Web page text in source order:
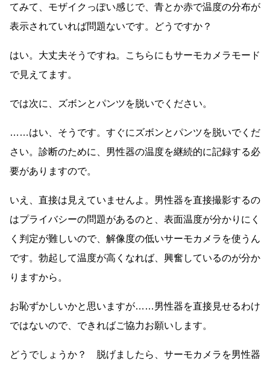
てみて、モザイクっぽい感じで、青とか赤で温度の分布が
表示されていれば問題ないです。どうですか？
はい。大丈夫そうですね。こちらにもサーモカメラモード
で見えてます。
では次に、ズボンとパンツを脱いでください。
……はい、そうです。すぐにズボンとパンツを脱いでくだ
さい。診断のために、男性器の温度を継続的に記録する必
要がありますので。
いえ、直接は見えていませんよ。男性器を直接撮影するの
はプライバシーの問題があるのと、表面温度が分かりにく
く判定が難しいので、解像度の低いサーモカメラを使うん
です。勃起して温度が高くなれば、興奮しているのが分か
りますから。
お恥ずかしいかと思いますが……男性器を直接見せるわけ
ではないので、できればご協力お願いします。
どうでしょうか？ 脱げましたら、サーモカメラを男性器